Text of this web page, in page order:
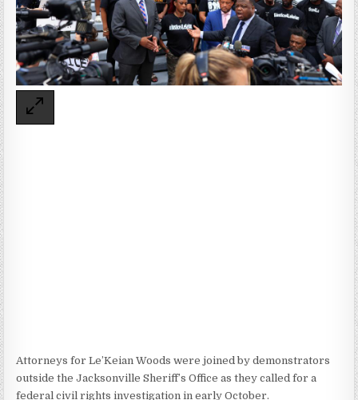
Attorneys for Le’Keian Woods were joined by demonstrators
outside the Jacksonville Sheriff’s Office as they called for a
federal civil rights investigation in early October.